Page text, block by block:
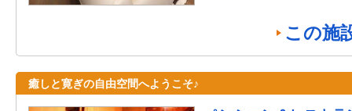
この施
癒しと寛ぎの自由空間へようこそ♪